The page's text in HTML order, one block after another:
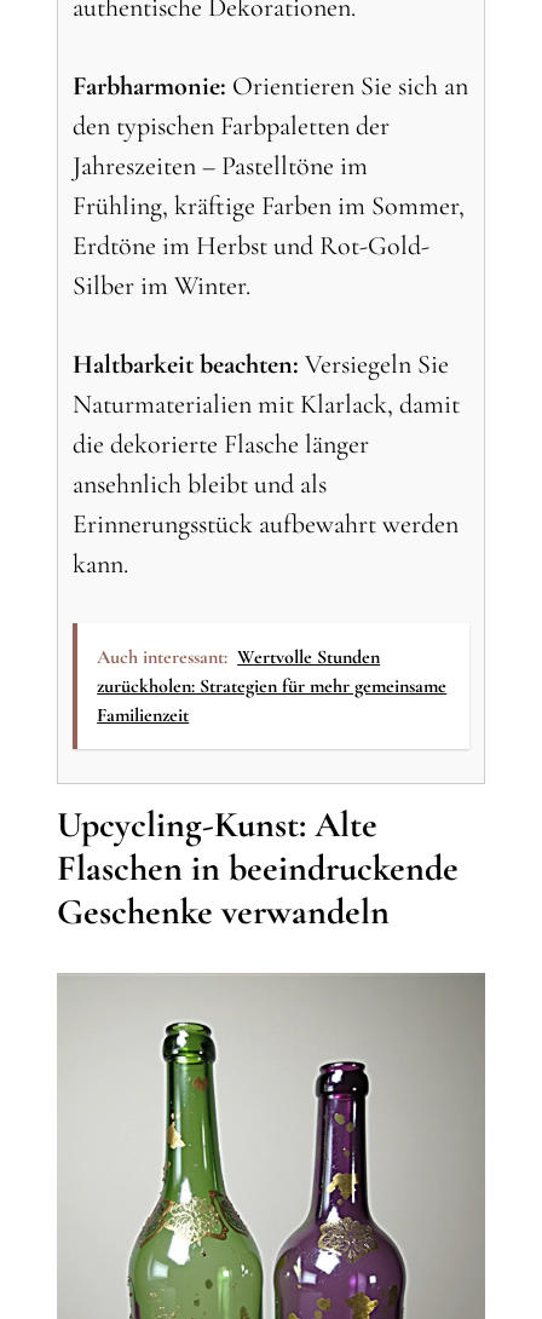
authentische Dekorationen.
Farbharmonie: Orientieren Sie sich an
den typischen Farbpaletten der
Jahreszeiten – Pastelltöne im
Frühling, kräftige Farben im Sommer,
Erdtöne im Herbst und Rot-Gold-
Silber im Winter.
Haltbarkeit beachten: Versiegeln Sie
Naturmaterialien mit Klarlack, damit
die dekorierte Flasche länger
ansehnlich bleibt und als
Erinnerungsstück aufbewahrt werden
kann.
Auch interessant: Wertvolle Stunden
zurückholen: Strategien für mehr gemeinsame
Familienzeit
Upcycling-Kunst: Alte
Flaschen in beeindruckende
Geschenke verwandeln